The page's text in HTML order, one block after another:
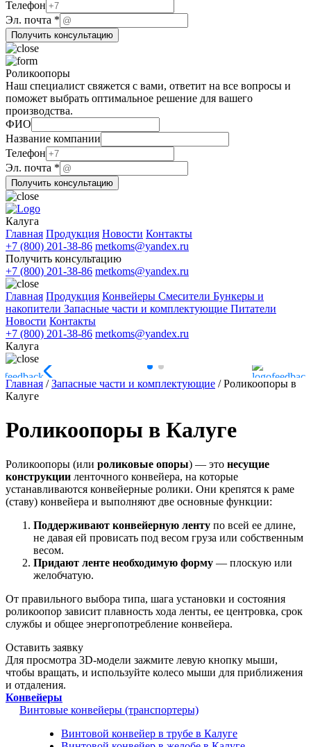
Телефон
Эл. почта *
Получить консультацию
Роликоопоры
Наш специалист свяжется с вами, ответит на все вопросы и
поможет выбрать оптимальное решение для вашего
производства.
ФИО
Название компании
компании
ФИО
Телефон
Телефон
Эл. почта *
Получить консультацию
Калуга
Главная Продукция Новости Контакты
+7 (800) 201-38-86 metkoms@yandex.ru
Получить консультацию
+7 (800) 201-38-86 metkoms@yandex.ru
Главная Продукция Конвейеры Смесители Бункеры и
накопители Запасные части и комплектующие Питатели
Новости Контакты
+7 (800) 201-38-86 metkoms@yandex.ru
Калуга
Главная /Запасные части и комплектующие /Роликоопоры в
Калуге
Роликоопоры в Калуге
Роликоопоры (или роликовые опоры) — это несущие
конструкции ленточного конвейера, на которые
устанавливаются конвейерные ролики. Они крепятся к раме
(ставу) конвейера и выполняют две основные функции:
Поддерживают конвейерную ленту по всей ее длине,
не давая ей провисать под весом груза или собственным
весом.
Придают ленте необходимую форму — плоскую или
желобчатую.
От правильного выбора типа, шага установки и состояния
роликоопор зависит плавность хода ленты, ее центровка, срок
службы и общее энергопотребление конвейера.
Оставить заявку
Для просмотра 3D-модели зажмите левую кнопку мыши,
чтобы вращать, и используйте колесо мыши для приближения
и отдаления.
Конвейеры
Винтовые конвейеры (транспортеры)
Винтовой конвейер в трубе в Калуге